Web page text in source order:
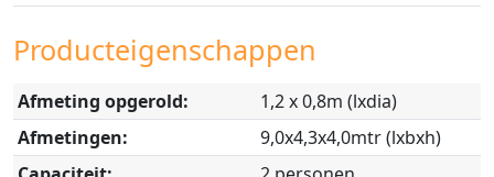
Producteigenschappen
Afmeting opgerold:
1,2 x 0,8m (lxdia)
Afmetingen:
9,0x4,3x4,0mtr (lxbxh)